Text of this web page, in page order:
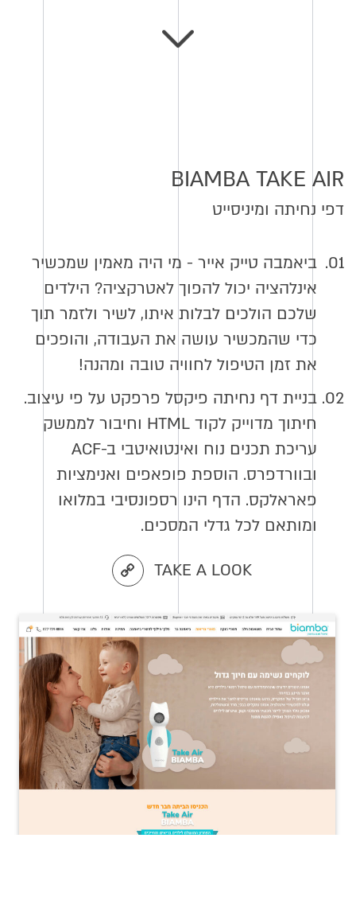
BIAMBA TAKE AIR
דפי נחיתה ומיניסייט
01. ביאמבה טייק אייר - מי היה מאמין שמכשיר
אינלהציה יכול להפוך לאטרקציה? הילדים
שלכם הולכים לבלות איתו, לשיר ולזמר תוך
כדי שהמכשיר עושה את העבודה, והופכים
את זמן הטיפול לחוויה טובה ומהנה!
02. בניית דף נחיתה פיקסל פרפקט על פי עיצוב.
חיתוך מדוייק לקוד HTML וחיבור לממשק
עריכת תכנים נוח ואינטואיטבי ב-ACF
ובוורדפרס. הוספת פופאפים ואנימציות
פאראלקס. הדף הינו רספונסיבי במלואו
ומותאם לכל גדלי המסכים.
TAKE A LOOK